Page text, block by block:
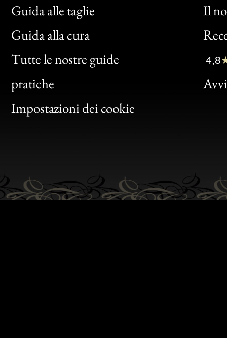
Guida alle taglie
Guida alla cura
Tutte le nostre guide
pratiche
Impostazioni dei cookie
Il
Bon
Clic
Bon
4,8